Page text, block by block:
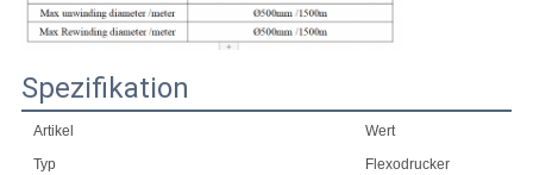
Spezifikation
Artikel
Wert
Typ
Flexodrucker